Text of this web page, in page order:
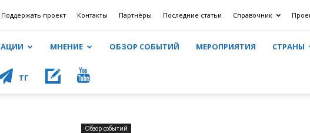
Поддержать проект Контакты Партнёры Последние статьи Справочник
МНЕНИЕ ОБЗОР СОБЫТИЙ МЕРОПРИЯТИЯ СТРАНЫ
ТГ КОНТ
Обзор событий